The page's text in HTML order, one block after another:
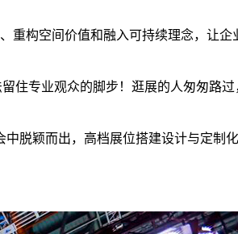
重构空间价值和融入可持续理念，让企
住专业观众的脚步！逛展的人匆匆路
脱颖而出，高档展位搭建设计与定制